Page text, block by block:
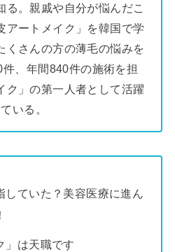
る。親戚や自分が悩んだこ
アートメイク」を韓国で学
くさんの方の薄毛の悩みを
、年間840件の施術を担
ク」の第一人者として活躍
いる。
していた？美容医療に進ん
」は天職です